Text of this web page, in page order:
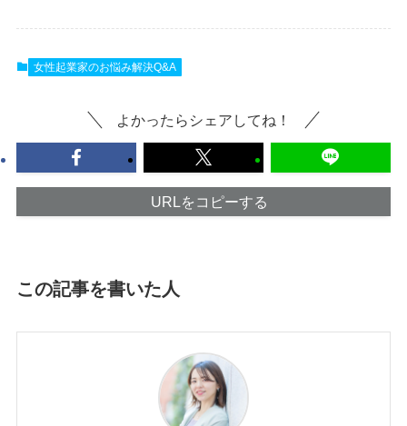
女性起業家のお悩み解決Q&A
よかったらシェアしてね！
URLをコピーする
この記事を書いた人